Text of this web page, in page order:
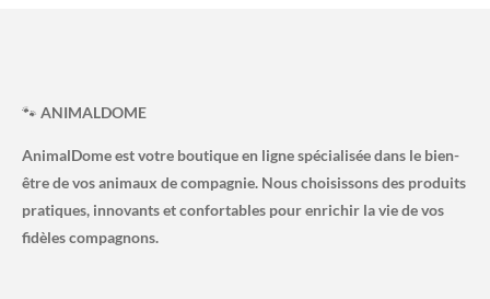
🐾 ANIMALDOME
AnimalDome est votre boutique en ligne spécialisée dans le bien-
être de vos animaux de compagnie. Nous choisissons des produits
pratiques, innovants et confortables pour enrichir la vie de vos
fidèles compagnons.